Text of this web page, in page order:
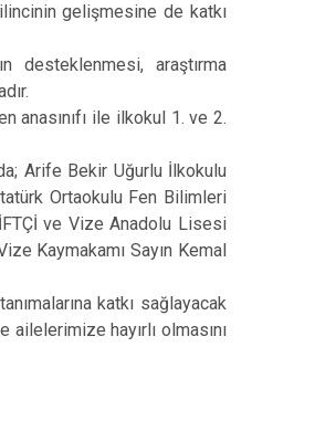
gelişmesine de katkı
desteklenmesi, araştırma
anasınıfı ile ilkokul 1. ve 2.
Arife Bekir Uğurlu İlkokulu
Ortaokulu Fen Bilimleri
ve Vize Anadolu Lisesi
Kaymakamı Sayın Kemal
katkı sağlayacak
hayırlı olmasını